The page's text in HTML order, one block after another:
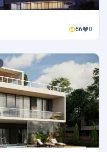
66 0